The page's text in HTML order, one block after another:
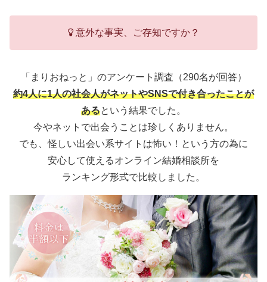
意外な事実、ご存知ですか？
「まりおねっと」のアンケート調査（290名が回答）
約4人に1人の社会人がネットやSNSで付き合ったことが
あるという結果でした。
今やネットで出会うことは珍しくありません。
でも、怪しい出会い系サイトは怖い！という方の為に
安心して使えるオンライン結婚相談所を
ランキング形式で比較しました。